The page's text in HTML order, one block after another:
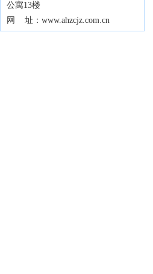
公寓13楼
网 址：www.ahzcjz.com.cn